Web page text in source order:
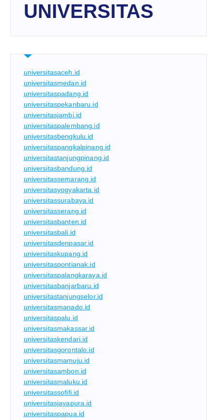
UNIVERSITAS
universitasaceh.id
universitasmedan.id
universitaspadang.id
universitaspekanbaru.id
universitasjambi.id
universitaspalembang.id
universitasbengkulu.id
universitaspangkalpinang.id
universitastanjungpinang.id
universitasbandung.id
universitassemarang.id
universitasyogyakarta.id
universitassurabaya.id
universitasserang.id
universitasbanten.id
universitasbali.id
universitasdenpasar.id
universitaskupang.id
universitaspontianak.id
universitaspalangkaraya.id
universitasbanjarbaru.id
universitastanjungselor.id
universitasmanado.id
universitaspalu.id
universitasmakassar.id
universitaskendari.id
universitasgorontalo.id
universitasmamuju.id
universitasambon.id
universitasmaluku.id
universitassofifi.id
universitasjayapura.id
universitaspapua.id